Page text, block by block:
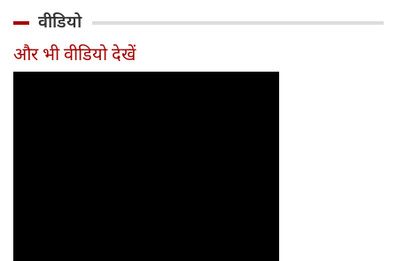
सावधान
का जन्म
किसे
वीडियो
और भी वीडियो देखें